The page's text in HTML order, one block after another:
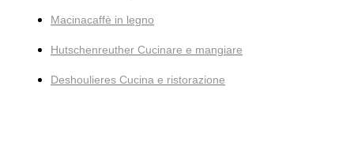
Macinacaffè in legno
Hutschenreuther Cucinare e mangiare
Deshoulieres Cucina e ristorazione